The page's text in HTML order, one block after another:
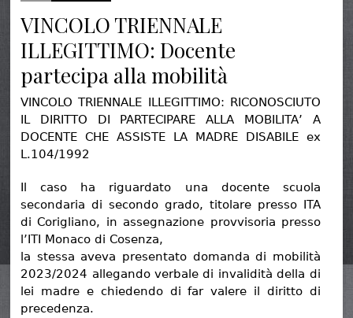
VINCOLO TRIENNALE
ILLEGITTIMO: Docente
partecipa alla mobilità
VINCOLO TRIENNALE ILLEGITTIMO: RICONOSCIUTO
IL DIRITTO DI PARTECIPARE ALLA MOBILITA’ A
DOCENTE CHE ASSISTE LA MADRE DISABILE ex
L.104/1992
Il caso ha riguardato una docente scuola
secondaria di secondo grado, titolare presso ITA
di Corigliano, in assegnazione provvisoria presso
l’ITI Monaco di Cosenza,
la stessa aveva presentato domanda di mobilità
2023/2024 allegando verbale di invalidità della di
lei madre e chiedendo di far valere il diritto di
precedenza.